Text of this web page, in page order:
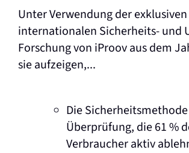
Unter Verwendung der exklusiven
internationalen Sicherheits- und
Forschung von iProov aus dem
sie aufzeigen,...
Die
Überprüfung, die 61 %
Verbraucher aktiv